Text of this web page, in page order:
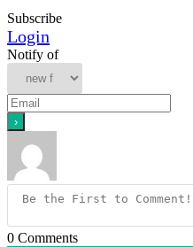
Subscribe
Login
Notify of
0 Comments